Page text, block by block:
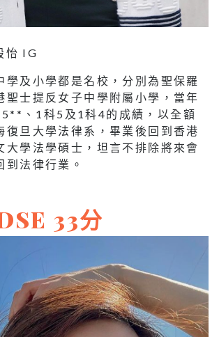
怡 IG
學及小學都是名校，分別為聖保羅
聖士提反女子中學附屬小學，當年
、1科5及1科4的成績，以全額
復旦大學法律系，畢業後回到香港
大學法學碩士，坦言不排除將來會
到法律行業。
33分